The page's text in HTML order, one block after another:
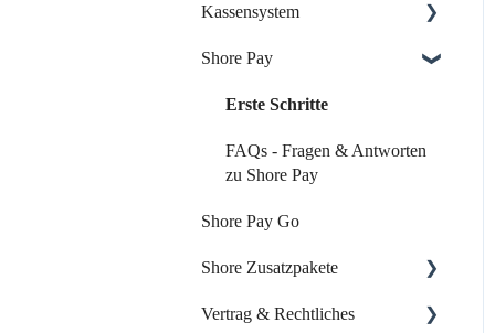
Dein Account & Zugang
Kalender & Termine
Buchungsseite
Buchungseinstellungen
Plattformen
Systemeinstellungen
Leistungen & Kurse
Einrichtung & Aktivierung
Zahlungsoptionen &
Kassensystem
Dein Start mit der Shore
Produkte & Inventar
Kunden & Benutzer
Kassieren & Verkauf
Berichte & Buchhaltung
Shore Pay
Erste Schritte
FAQs - Fragen & Antworten
zu Shore Pay
Shore Pay Go
Shore Zusatzpakete
Onlineshop
Vertrag & Rechtliches